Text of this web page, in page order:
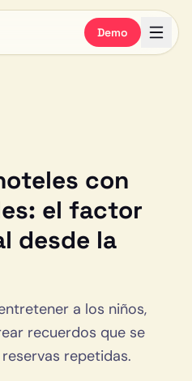
Demo
con
el factor
desde la
a los niños,
recuerdos que se
repetidas.